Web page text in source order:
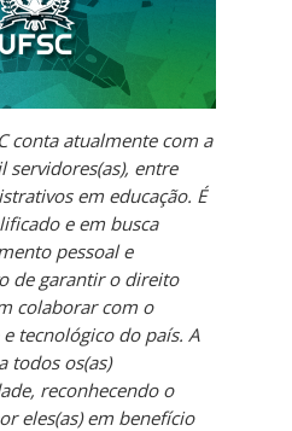
conta atualmente com a
servidores(as), entre
em educação. É
e em busca
pessoal e
de garantir o direito
colaborar com o
tecnológico do país. A
todos os(as)
reconhecendo o
eles(as) em benefício